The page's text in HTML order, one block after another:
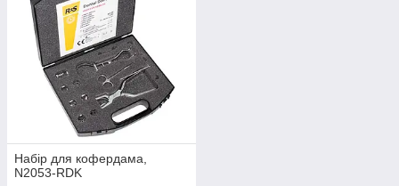
Набір для кофердама,
N2053-RDK